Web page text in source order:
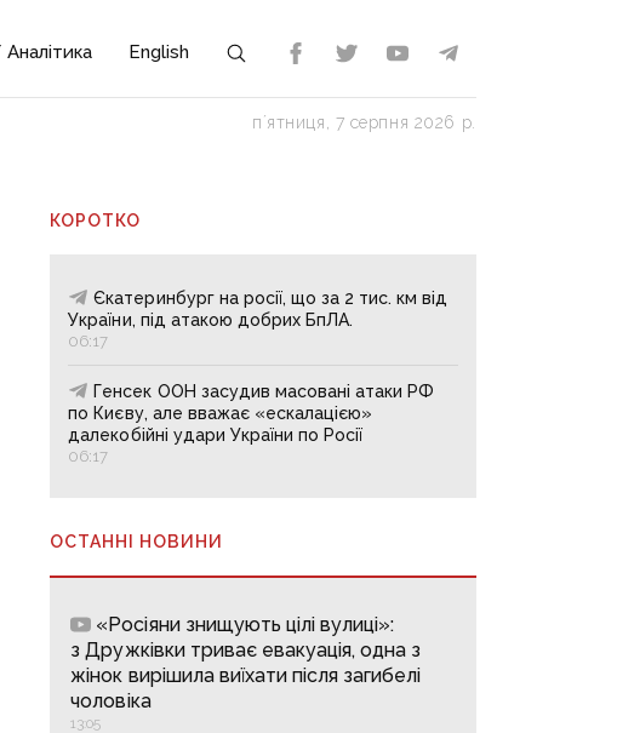
English
пʼятниця, 7 серпня 2026 р.
КОРОТКО
Єкатеринбург на росії, що за 2 тис. км від
України, під атакою добрих БпЛА.
06:17
Генсек ООН засудив масовані атаки РФ
по Києву, але вважає «ескалацією»
далекобійні удари України по Росії
06:17
ОСТАННІ НОВИНИ
«Росіяни знищують цілі вулиці»:
з Дружківки триває евакуація, одна з
жінок вирішила виїхати після загибелі
чоловіка
13:05